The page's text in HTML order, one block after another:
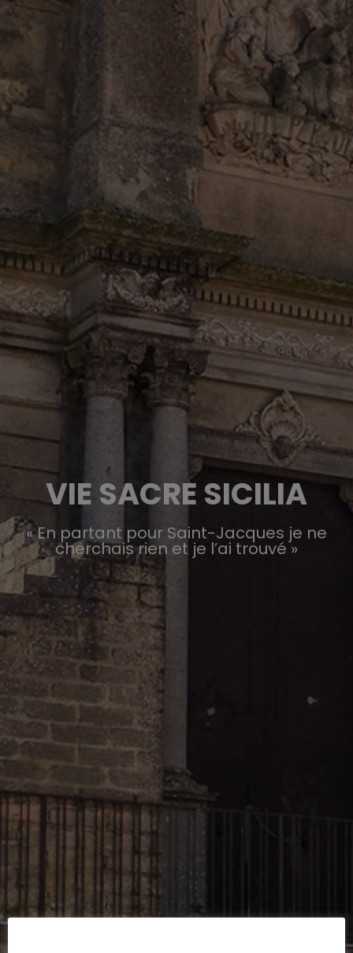
VIE SACRE SICILIA
« En partant pour Saint-Jacques je ne
cherchais rien et je l’ai trouvé »